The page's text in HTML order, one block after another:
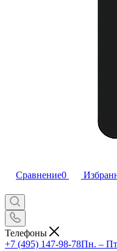
Сравнение0
Телефоны
+7 (495) 147-98-78Пн. –